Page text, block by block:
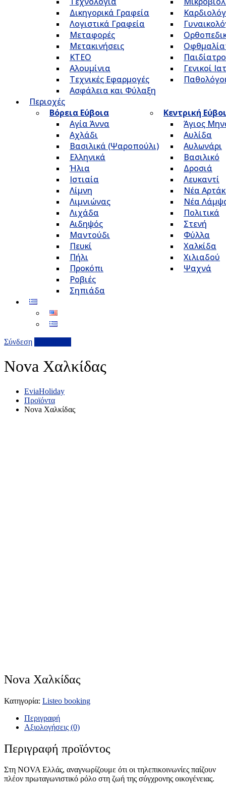
Δικηγορικά Γραφεία
Λογιστικά Γραφεία
Μεταφορές
Μετακινήσεις
ΚΤΕΟ
Αλουμίνια
Τεχνικές Εφαρμογές
Ασφάλεια και Φύλαξη
Γενικοί
Περιοχές
Βόρεια Εύβοια
Αγία Άννα
Αχλάδι
Βασιλικά (Ψαροπούλι)
Ελληνικά
Ήλια
Ιστιαία
Λίμνη
Λιμνιώνας
Λιχάδα
Αιδηψός
Μαντούδι
Πευκί
Πήλι
Προκόπι
Ροβιές
Σηπιάδα
Κεντρική
Άγιος
Αυλίδα
Αυλωνάρι
Βασιλικό
Δροσιά
Λευκαντί
Νέα
Νέα
Πολιτικά
Στενή
Φύλλα
Χαλκίδα
Χιλιαδού
Ψαχνά
Σύνδεση
Nova Χαλκίδας
EviaHoliday
Προϊόντα
Nova Χαλκίδας
Nova Χαλκίδας
Κατηγορία: Listeo booking
Περιγραφή
Αξιολογήσεις (0)
Περιγραφή προϊόντος
Στη NOVA Ελλάς, αναγνωρίζουμε ότι οι τηλεπικοινωνίες παίζουν
πλέον πρωταγωνιστικό ρόλο στη ζωή της σύγχρονης οικογένειας.